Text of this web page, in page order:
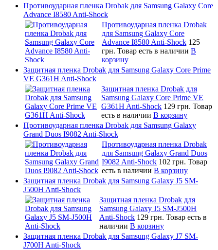
Противоударная пленка Drobak для Samsung Galaxy Core
Advance I8580 Anti-Shock
Противоударная пленка Drobak
для Samsung Galaxy Core
Advance I8580 Anti-Shock 125
грн. Товар есть в наличии В
корзину
Защитная пленка Drobak для Samsung Galaxy Core Prime
VE G361H Anti-Shock
Защитная пленка Drobak для
Samsung Galaxy Core Prime VE
G361H Anti-Shock 129 грн. Товар
есть в наличии В корзину
Противоударная пленка Drobak для Samsung Galaxy
Grand Duos I9082 Anti-Shock
Противоударная пленка Drobak
для Samsung Galaxy Grand Duos
I9082 Anti-Shock 102 грн. Товар
есть в наличии В корзину
Защитная пленка Drobak для Samsung Galaxy J5 SM-
J500H Anti-Shock
Защитная пленка Drobak для
Samsung Galaxy J5 SM-J500H
Anti-Shock 129 грн. Товар есть в
наличии В корзину
Защитная пленка Drobak для Samsung Galaxy J7 SM-
J700H Anti-Shock